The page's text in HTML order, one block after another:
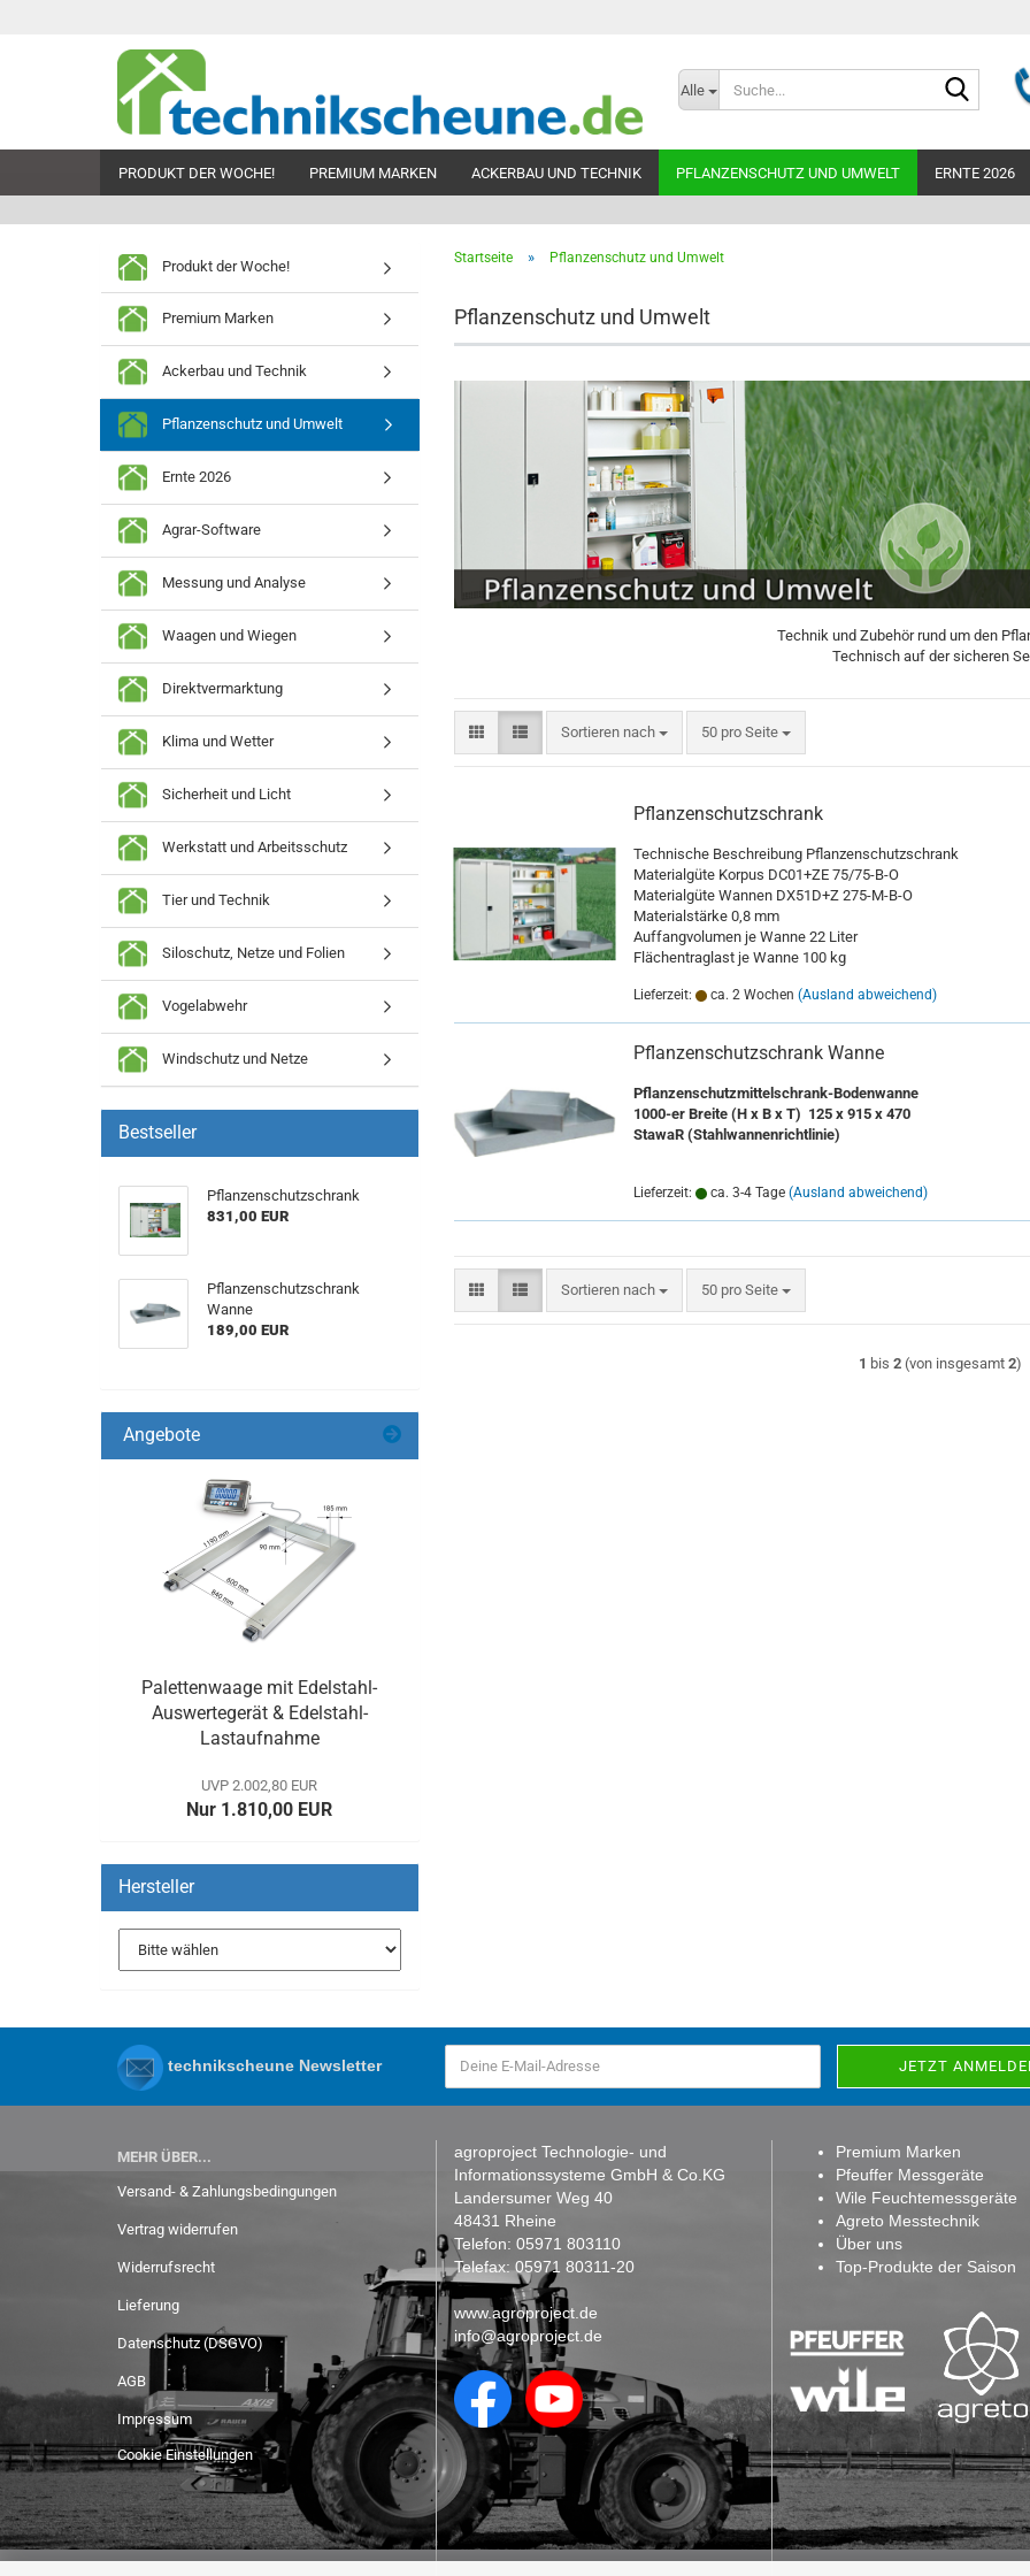
Alle
Suche...
PRODUKT DER WOCHE! PREMIUM MARKEN ACKERBAU UND TECHNIK PFLANZENSCHUTZ UND UMWELT ERNTE 2026
400mm
Zubehör
Startseite » Pflanzenschutz und Umwelt
Pflanzenschutz und Umwelt
Technik und Zubehör rund um den
Technisch auf der sicheren
Sortieren nach
Sortieren nach 50 pro Seite
pro Seite
Pflanzenschutzschrank
Technische Beschreibung Pflanzenschutzschrank
Materialgüte Korpus DC01+ZE 75/75-B-O
Materialgüte Wannen DX51D+Z 275-M-B-O
Materialstärke 0,8 mm
Auffangvolumen je Wanne 22 Liter
Flächentraglast je Wanne 100 kg
Lieferzeit: ca. 2 Wochen (Ausland abweichend)
Pflanzenschutzschrank Wanne
Pflanzenschutzmittelschrank-Bodenwanne
1000-er Breite (H x B x T) 125 x 915 x 470
StawaR (Stahlwannenrichtlinie)
Lieferzeit: ca. 3-4 Tage (Ausland abweichend)
Sortieren nach
Sortieren nach 50 pro Seite
pro Seite
1 bis2 (von insgesamt2)
Produkt der Woche!
Premium Marken
Ackerbau und Technik
Pflanzenschutz und Umwelt
Ernte 2026
Agrar-Software
Messung und Analyse
Waagen und Wiegen
Direktvermarktung
Klima und Wetter
Sicherheit und Licht
Werkstatt und Arbeitsschutz
Tier und Technik
Siloschutz, Netze und Folien
Vogelabwehr
Windschutz und Netze
Bestseller
Pflanzenschutzschrank
831,00 EUR
Pflanzenschutzschrank
Wanne
189,00 EUR
Angebote
Palettenwaage mit Edelstahl-
Auswertegerät & Edelstahl-
Lastaufnahme
UVP 2.002,80 EUR
Nur 1.810,00 EUR
Hersteller
technikscheune Newsletter
MEHR ÜBER...
Versand- & Zahlungsbedingungen
Vertrag widerrufen
Widerrufsrecht
Lieferung
Datenschutz (DSGVO)
AGB
Impressum
Cookie Einstellungen
agroproject Technologie- und
Informationssysteme GmbH & Co.KG
Landersumer Weg 40
48431 Rheine
Telefon: 05971 803110
Telefax: 05971 80311-20
www.agroproject.de
info@agroproject.de
Premium Marken
Pfeuffer Messgeräte
Wile Feuchtemessgeräte
Agreto Messtechnik
Über uns
Top-Produkte der Saison